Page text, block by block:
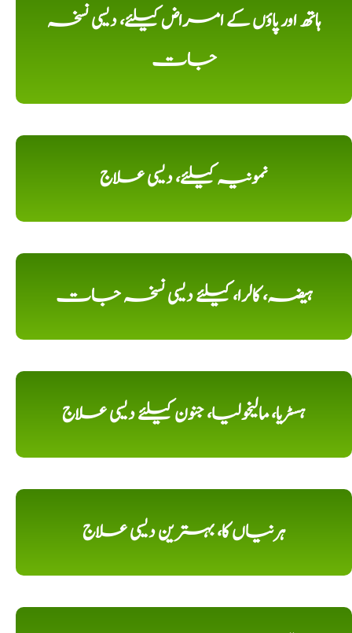
ہاتھ اور پاؤں کے امراض کیلئے، دیسی نسخہ
جات
نمونیہ کیلئے، دیسی علاج
ہیضہ، کالرا، کیلئے دیسی نسخہ جات
ہسٹریا، مالیخولیا، جنون کیلئے دیسی علاج
ہرنیاں کا، بہترین دیسی علاج